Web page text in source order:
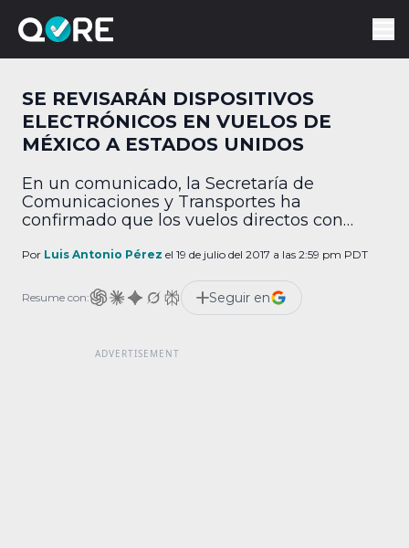
SE REVISARÁN DISPOSITIVOS
ELECTRÓNICOS EN VUELOS DE
MÉXICO A ESTADOS UNIDOS
En un comunicado, la Secretaría de
Comunicaciones y Transportes ha
confirmado que los vuelos directos con
de los dispositivos electrónicos que los
Después de ser informado por el
Departamento de Seguridad Interior de
cual entrará […]
Por Luis Antonio Pérez el 19 de julio del 2017 a las 2:59 pm PDT
Resume con: Seguir en